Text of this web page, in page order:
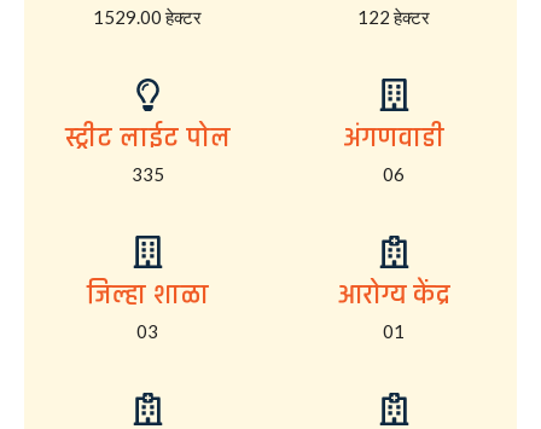
1529.00 हेक्टर 122 हेक्टर
स्ट्रीट लाईट पोल
335
अंगणवाडी
06
जिल्हा शाळा
03
आरोग्य केंद्र
01